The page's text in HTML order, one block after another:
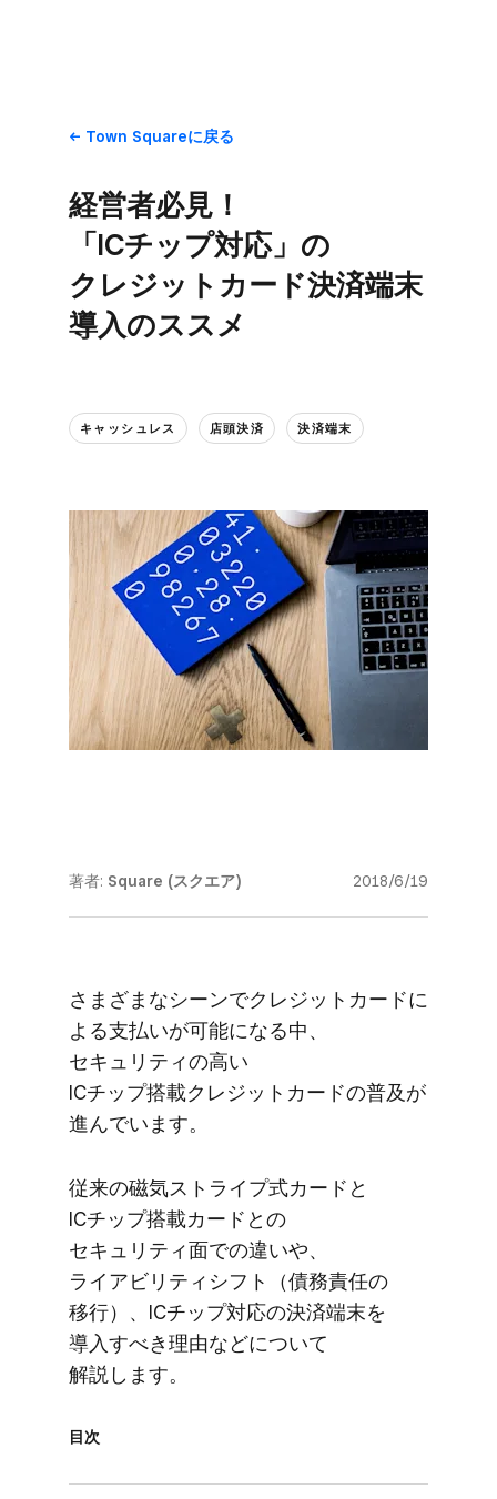
Town Squareに​戻る
経営者必見！​
「ICチップ対応」の​
クレジットカード決済端末
導入の​ススメ
キャッシュレス 店頭決済 決済端末
著者: Square (スクエア) 2018/6/19
さまざまな​シーンで​クレジットカードに​
よる​支払いが​可能に​なる中、​
セキュリティの​高い​
ICチップ搭載クレジットカードの​普及が​
進んでいます。
従来の​磁気ストライプ式カードと​
ICチップ搭載カードとの​
セキュリティ面での​違いや、​
ライアビリティシフト​（債務責任の​
移行）、​ICチップ対応の​決済端末を​
導入すべき理由などに​ついて​
解説します。
目次